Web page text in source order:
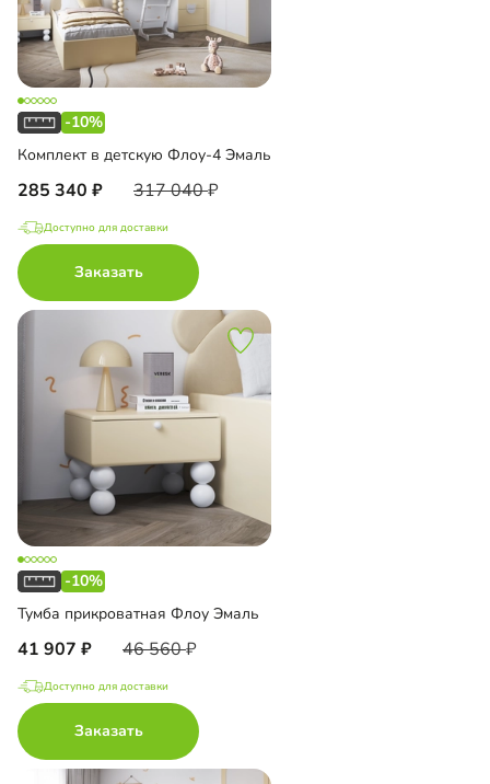
-10%
Комплект в детскую Флоу-4 Эмаль
285 340 317 040
Доступно для доставки
Заказать
-10%
Тумба прикроватная Флоу Эмаль
41 907 46 560
Доступно для доставки
Заказать